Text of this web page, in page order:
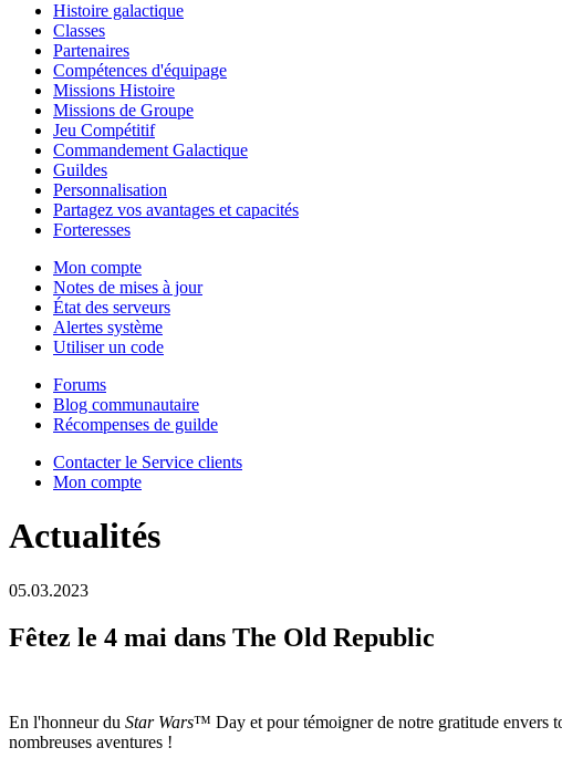
Histoire galactique
Classes
Partenaires
Compétences d'équipage
Missions Histoire
Missions de Groupe
Jeu Compétitif
Commandement Galactique
Guildes
Personnalisation
Partagez vos avantages et capacités
Forteresses
Mon compte
Notes de mises à jour
État des serveurs
Alertes système
Utiliser un code
Forums
Blog communautaire
Récompenses de guilde
Contacter le Service clients
Mon compte
Actualités
05.03.2023
Fêtez le 4 mai dans The Old Republic
En l'honneur du Star Wars™ Day et pour témoigner de notre gratitude envers
nombreuses aventures !